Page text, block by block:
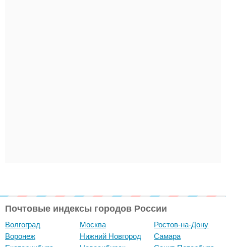
Почтовые индексы городов России
Волгоград
Воронеж
Москва
Нижний Новгород
Ростов-на-Дону
Самара